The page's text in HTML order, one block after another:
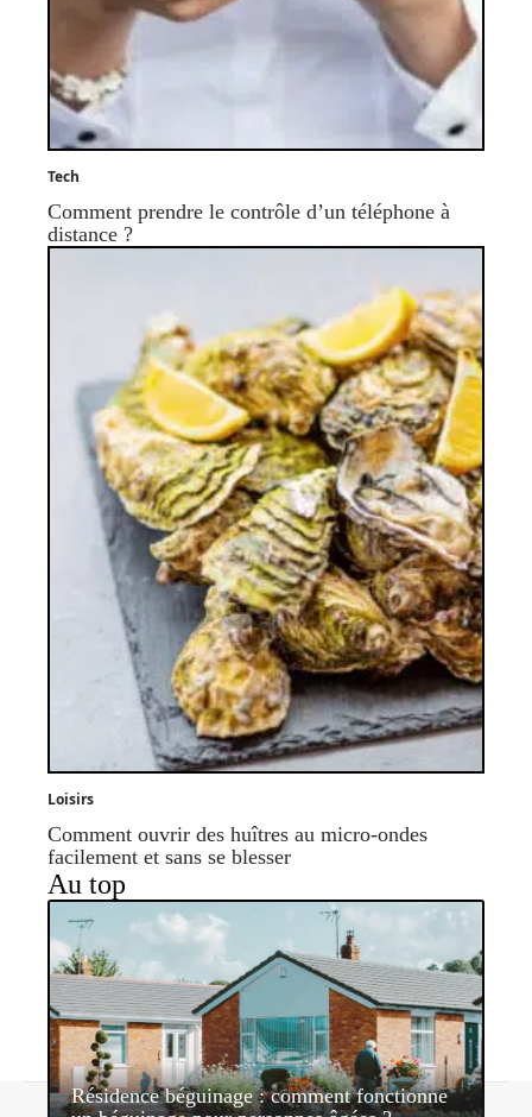
Tech
Comment prendre le contrôle d’un téléphone à
distance ?
Loisirs
Comment ouvrir des huîtres au micro-ondes
facilement et sans se blesser
Au top
Résidence béguinage : comment fonctionne
Contact Mentions légales Sitemap